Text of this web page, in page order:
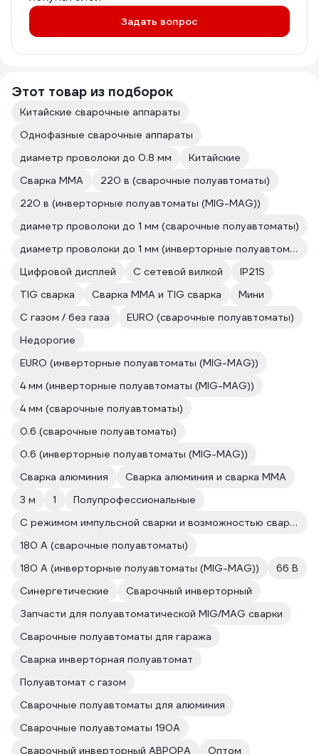
Задать вопрос
Этот товар из подборок
Китайские сварочные аппараты
Однофазные сварочные аппараты
диаметр проволоки до 0.8 мм
Китайские
Сварка ММА
220 в (сварочные полуавтоматы)
220 в (инверторные полуавтоматы (MIG-MAG))
диаметр проволоки до 1 мм (сварочные полуавтоматы)
диаметр проволоки до 1 мм (инверторные полуавтоматы (MIG-MAG))
Цифровой дисплей
С сетевой вилкой
IP21S
TIG сварка
Сварка ММА и TIG сварка
Мини
С газом / без газа
EURO (сварочные полуавтоматы)
Недорогие
EURO (инверторные полуавтоматы (MIG-MAG))
4 мм (инверторные полуавтоматы (MIG-MAG))
4 мм (сварочные полуавтоматы)
0.6 (сварочные полуавтоматы)
0.6 (инверторные полуавтоматы (MIG-MAG))
Сварка алюминия
Сварка алюминия и сварка ММА
3 м
1
Полупрофессиональные
С режимом импульсной сварки и возможностью сварки алюминия
180 А (сварочные полуавтоматы)
180 А (инверторные полуавтоматы (MIG-MAG))
66 В
Синергетические
Сварочный инверторный
Запчасти для полуавтоматической MIG/MAG сварки
Сварочные полуавтоматы для гаража
Сварка инверторная полуавтомат
Полуавтомат с газом
Сварочные полуавтоматы для алюминия
Сварочные полуавтоматы 190А
Сварочный инверторный АВРОРА
Оптом